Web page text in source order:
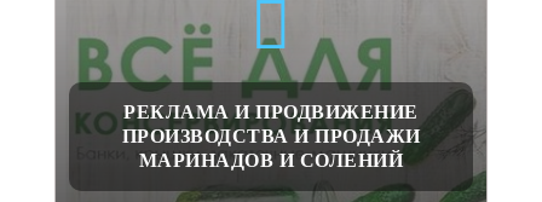
РЕКЛАМА И ПРОДВИЖЕНИЕ
ПРОИЗВОДСТВА И ПРОДАЖИ
МАРИНАДОВ И СОЛЕНИЙ